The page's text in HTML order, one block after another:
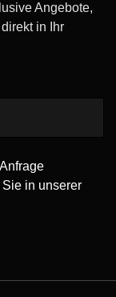
Angebote,
in Ihr
in unserer